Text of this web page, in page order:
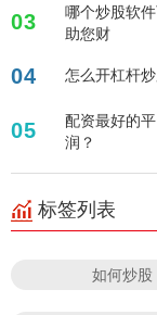
03
哪个炒股软
助您财
04 怎么开杠杆
05
配资最好的
润？
标签列表
如何炒股